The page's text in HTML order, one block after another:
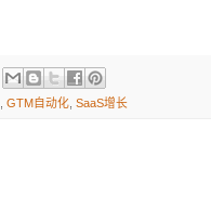
GTM自动化 SaaS增长